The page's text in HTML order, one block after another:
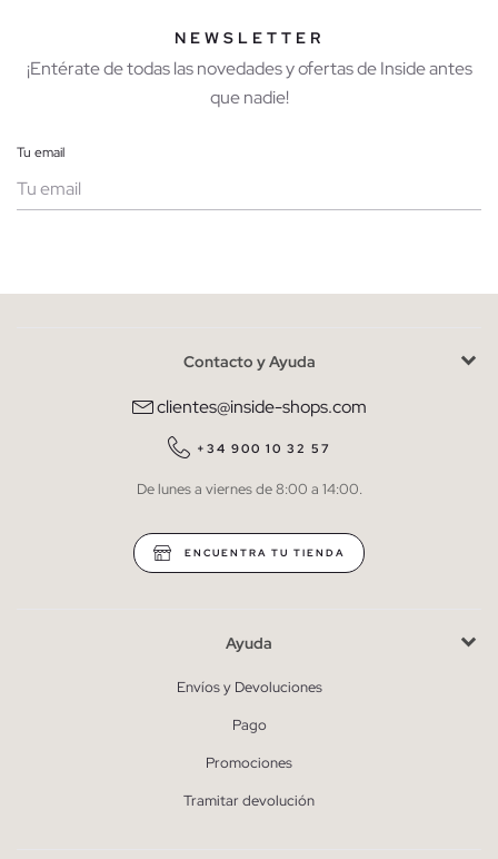
NEWSLETTER
¡Entérate de todas las novedades y ofertas de Inside antes
que nadie!
Tu email
He leído y entiendo lapolítica de privacidad
QUIERO SUSCRIBIRME
* Puedes cancelar la suscripción en cualquier momento.
Contacto y Ayuda
clientes@inside-shops.com
+34 900 10 32 57
De lunes a viernes de 8:00 a 14:00.
ENCUENTRA TU TIENDA
Ayuda
Envíos y Devoluciones
Pago
Promociones
Tramitar devolución